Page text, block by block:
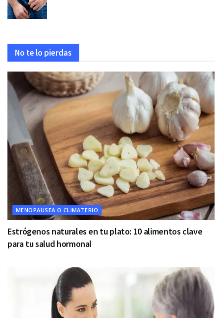
No te lo pierdas
MENOPAUSEA O CLIMATERIO
Estrógenos naturales en tu plato: 10 alimentos clave
para tu salud hormonal